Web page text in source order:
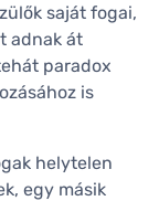
saját fogai,
adnak át
paradox
is
helytelen
egy másik